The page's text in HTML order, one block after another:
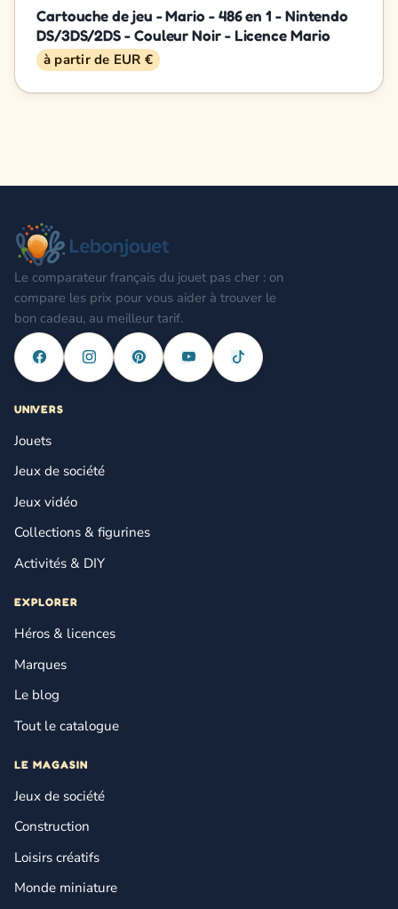
Cartouche de jeu - Mario - 486 en 1 - Nintendo
DS/3DS/2DS - Couleur Noir - Licence Mario
à partir de EUR €
Le comparateur français du jouet pas cher : on
compare les prix pour vous aider à trouver le
bon cadeau, au meilleur tarif.
UNIVERS
Jouets
Jeux de société
Jeux vidéo
Collections & figurines
Activités & DIY
EXPLORER
Héros & licences
Marques
Le blog
Tout le catalogue
LE MAGASIN
Jeux de société
Construction
Loisirs créatifs
Monde miniature